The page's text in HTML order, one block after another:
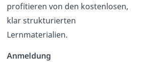
profitieren von den kostenlosen,
klar strukturierten
Lernmaterialien.
Anmeldung